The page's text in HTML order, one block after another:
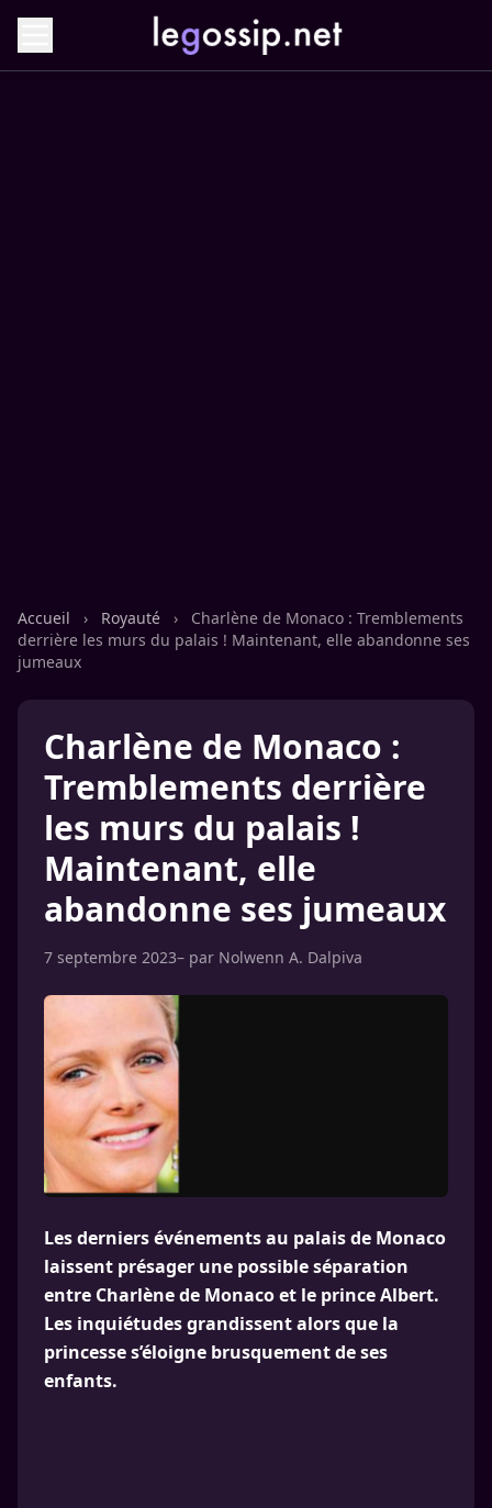
Accueil › Royauté ›
Charlène de Monaco : Tremblements
derrière les murs du palais ! Maintenant, elle abandonne ses
jumeaux
Charlène de Monaco :
Tremblements derrière
les murs du palais !
Maintenant, elle
abandonne ses jumeaux
7 septembre 2023– par Nolwenn A. Dalpiva
Les derniers événements au palais de Monaco
laissent présager une possible séparation
entre Charlène de Monaco et le prince Albert.
Les inquiétudes grandissent alors que la
princesse s’éloigne brusquement de ses
enfants.